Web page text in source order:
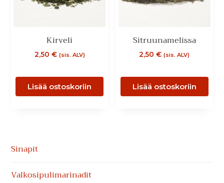
Kirveli
2,50 € (sis. ALV)
Lisää ostoskoriin
Sitruunamelissa
2,50€ (sis. ALV)
Lisää ostoskoriin
Ensisijainen
sivupalkki
Sinapit
Valkosipuli­marinadit